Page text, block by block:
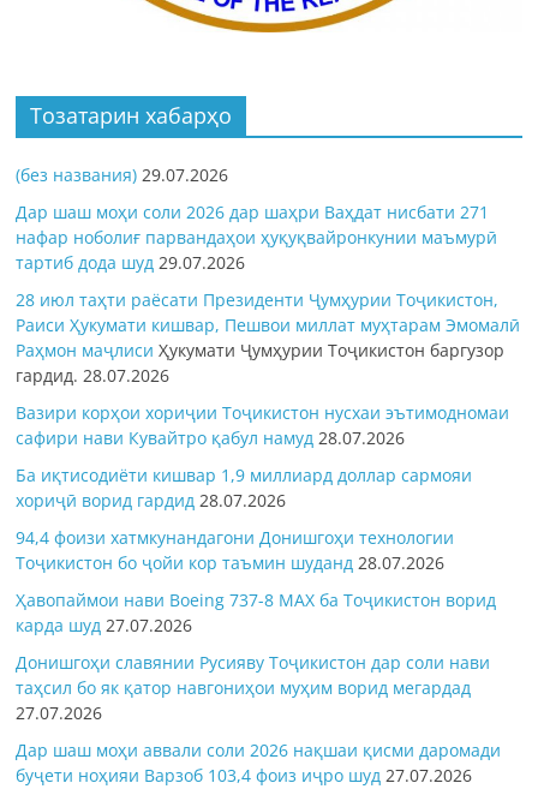
Тозатарин хабарҳо
(без названия) 29.07.2026
Дар шаш моҳи соли 2026 дар шаҳри Ваҳдат нисбати 271
нафар ноболиғ парвандаҳои ҳуқуқвайронкунии маъмурӣ
тартиб дода шуд 29.07.2026
28 июл таҳти раёсати Президенти Ҷумҳурии Тоҷикистон,
Раиси Ҳукумати кишвар, Пешвои миллат муҳтарам Эмомалӣ
Раҳмон маҷлисиҲукумати Ҷумҳурии Тоҷикистон баргузор
гардид.28.07.2026
Вазири корҳои хориҷии Тоҷикистон нусхаи эътимодномаи
сафири нави Кувайтро қабул намуд 28.07.2026
Ба иқтисодиёти кишвар 1,9 миллиард доллар сармояи
хориҷӣ ворид гардид 28.07.2026
94,4 фоизи хатмкунандагони Донишгоҳи технологии
Тоҷикистон бо ҷойи кор таъмин шуданд 28.07.2026
Ҳавопаймои нави Boeing 737-8 MAX ба Тоҷикистон ворид
карда шуд 27.07.2026
Донишгоҳи славянии Русияву Тоҷикистон дар соли нави
таҳсил бо як қатор навгониҳои муҳим ворид мегардад
27.07.2026
Дар шаш моҳи аввали соли 2026 нақшаи қисми даромади
буҷети ноҳияи Варзоб 103,4 фоиз иҷро шуд 27.07.2026